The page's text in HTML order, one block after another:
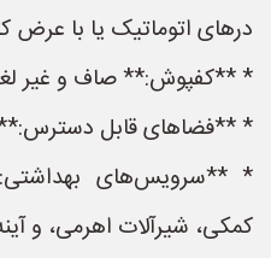
درهای اتوماتیک یا با عرض
* **کفپوش:** صاف و غیر
* **فضاهای قابل
* **سرویس‌های
کمکی، شیرآلات اهرمی، و